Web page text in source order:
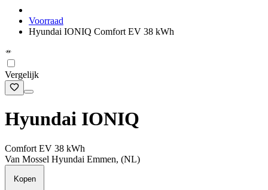
Voorraad
Hyundai IONIQ Comfort EV 38 kWh
Vergelijk
Hyundai IONIQ
Comfort EV 38 kWh
Van Mossel Hyundai Emmen, (NL)
Kopen